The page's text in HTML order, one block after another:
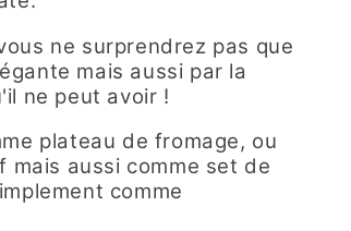
ne surprendrez pas que
mais aussi par la
ne peut avoir !
plateau de fromage, ou
aussi comme set de
comme